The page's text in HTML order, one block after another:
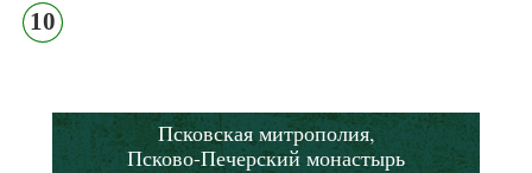
10
Псковская митрополия,
Псково-Печерский монастырь